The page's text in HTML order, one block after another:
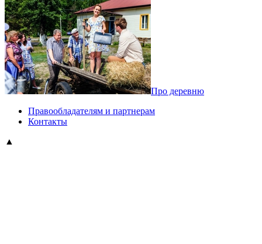
Про деревню
Правообладателям и партнерам
Контакты
▲